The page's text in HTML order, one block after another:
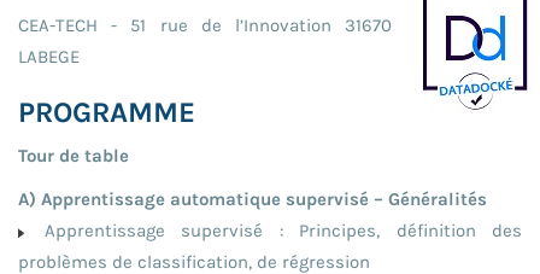
CEA-TECH - 51 rue de l’Innovation 31670
LABEGE
PROGRAMME
Tour de table
A) Apprentissage automatique supervisé – Généralités
Apprentissage supervisé : Principes, définition des
problèmes de classification, de régression